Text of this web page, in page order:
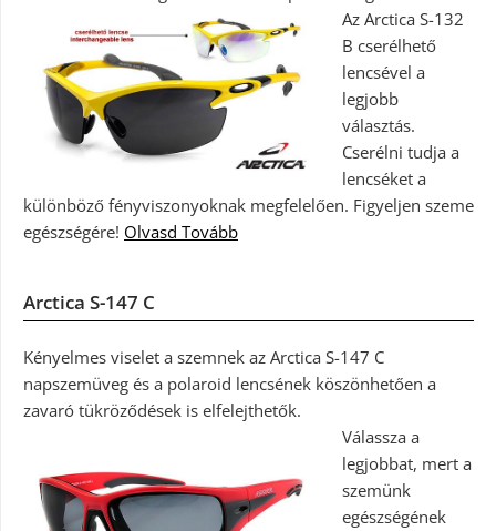
Az Arctica S-132
B cserélhető
lencsével a
legjobb
választás.
Cserélni tudja a
lencséket a
különböző fényviszonyoknak megfelelően. Figyeljen szeme
egészségére! Olvasd Tovább
Arctica S-147 C
Kényelmes viselet a szemnek az Arctica S-147 C
napszemüveg és a polaroid lencsének köszönhetően a
zavaró tükröződések is elfelejthetők.
Válassza a
legjobbat, mert a
szemünk
egészségének